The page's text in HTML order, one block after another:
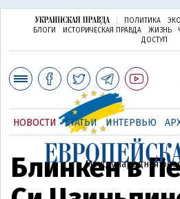
ПОЛИТИКА
БЛОГИ
ИСТОРИЧЕСКАЯ ПРАВДА ЖИЗНЬ
ДОСТУП
Международная
НОВОСТИ СТАТЬИ ИНТЕРВЬЮ
Блинкен в